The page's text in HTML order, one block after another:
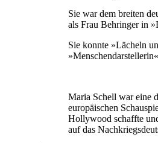
Sie war dem breiten
als Frau Behringer in
Sie konnte »Lächeln
Maria Schell war eine
europäischen
Hollywood schaffte
auf das